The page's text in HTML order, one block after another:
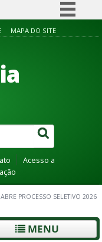
Simplifique!
à informação
Canais
MAPA DO SITE
Acesso a
PROCESSO SELETIVO 2026
MENU